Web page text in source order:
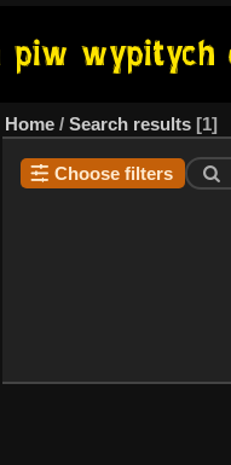
Home / Search results 1
Choose filters